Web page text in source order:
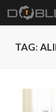
TAG: